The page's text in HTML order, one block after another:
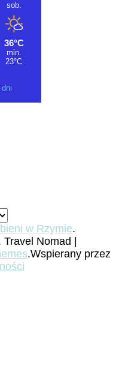
dni
w Rzymie.
Travel Nomad |
.Wspierany przez